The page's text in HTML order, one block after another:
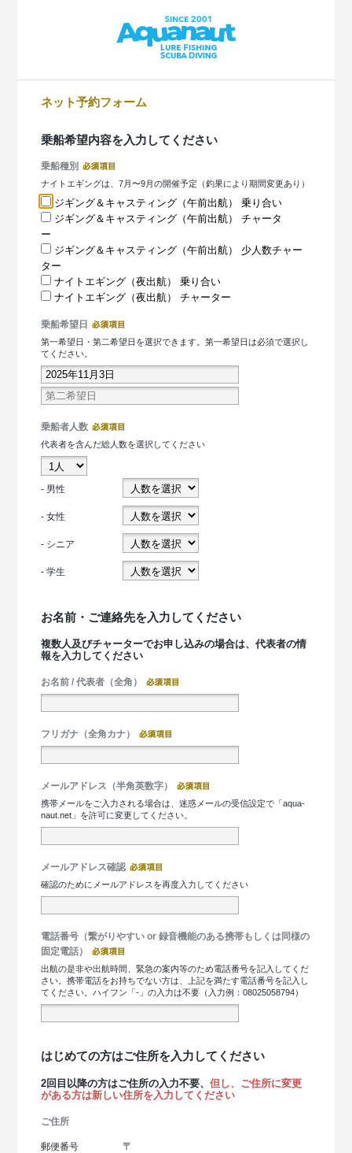
ネット予約フォーム
乗船希望内容を入力してください
乗船種別
ナイトエギングは、7月〜9月の開催予定（釣果により期間変更あり）
ジギング＆キャスティング（午前出航） 乗り合い
ジギング＆キャスティング（午前出航） チャータ
ー
ジギング＆キャスティング（午前出航） 少人数チャー
ター
ナイトエギング（夜出航） 乗り合い
ナイトエギング（夜出航） チャーター
乗船希望日
第一希望日・第二希望日を選択できます。第一希望日は必須で選択し
てください。
乗船者人数
代表者を含んだ総人数を選択してください
- 男性
- 女性
- シニア
- 学生
お名前・ご連絡先を入力してください
複数人及びチャーターでお申し込みの場合は、代表者の情
報を入力してください
お名前 / 代表者（全角）
フリガナ（全角カナ）
メールアドレス（半角英数字）
携帯メールをご入力される場合は、迷惑メールの受信設定で「aqua-
naut.net」を許可に変更してください。
メールアドレス確認
確認のためにメールアドレスを再度入力してください
電話番号（繋がりやすい or 録音機能のある携帯もしくは同様の
固定電話）
出航の是非や出航時間、緊急の案内等のため電話番号を記入してくだ
さい。携帯電話をお持ちでない方は、上記を満たす電話番号を記入し
てください。ハイフン「-」の入力は不要（入力例：08025058794）
はじめての方はご住所を入力してください
2回目以降の方はご住所の入力不要、但し、ご住所に変更
がある方は新しい住所を入力してください
ご住所
郵便番号 〒